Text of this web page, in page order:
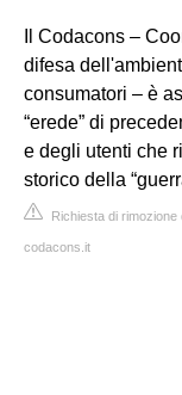
Il Codacons –
difesa
consumatori – è
“erede” di
e degli utenti che
storico della
Richiesta di rimozione
codacons.it